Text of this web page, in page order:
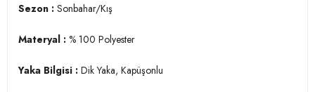
Sezon : Sonbahar/Kış
Materyal : % 100 Polyester
Yaka Bilgisi : Dik Yaka, Kapüşonlu